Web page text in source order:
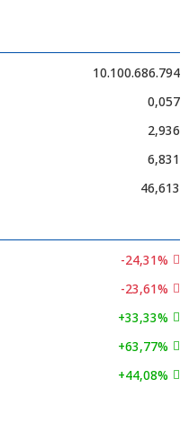
10.100.686.794
0,057
2,936
6,831
46,613
-24,31%
-23,61%
+33,33%
+63,77%
+44,08%